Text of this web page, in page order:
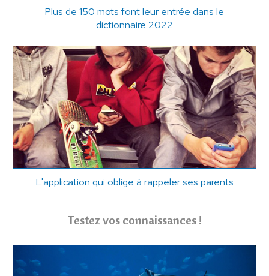
Plus de 150 mots font leur entrée dans le
dictionnaire 2022
L'application qui oblige à rappeler ses parents
Testez vos connaissances !